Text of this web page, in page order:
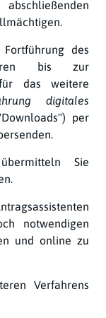
des
bis zur
das weitere
digitales
per
Sie
notwendigen
und online zu
Verfahrens